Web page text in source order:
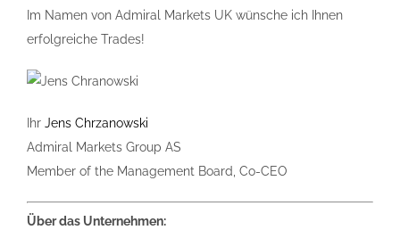
Im Namen von Admiral Markets UK wünsche ich Ihnen
erfolgreiche Trades!
Ihr Jens Chrzanowski
Admiral Markets Group AS
Member of the Management Board, Co-CEO
Über das Unternehmen: